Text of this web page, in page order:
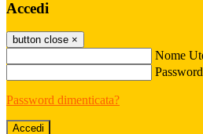
Accedi
button close ×
Nome
Password
Password dimenticata?